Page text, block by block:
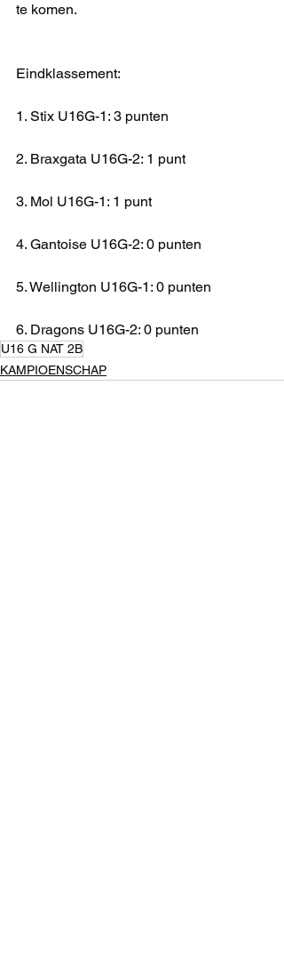
te komen.
Eindklassement:
1. Stix U16G-1: 3 punten
2. Braxgata U16G-2: 1 punt
3. Mol U16G-1: 1 punt
4. Gantoise U16G-2: 0 punten
5. Wellington U16G-1: 0 punten
6. Dragons U16G-2: 0 punten
U16 G NAT 2B
KAMPIOENSCHAP